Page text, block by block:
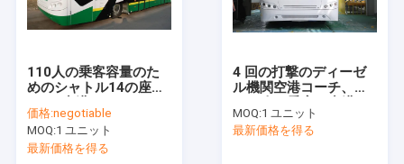
110人の乗客容量のた
めのシャトル14の座席
ーゼル機関
価格:negotiable
MOQ:1 ユニット
最新価格を得る
4 回の打撃のディーゼ
ル機関空港コーチ、
ャトル バス
MOQ:1 ユニット
最新価格を得る